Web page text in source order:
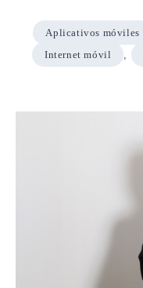
Aplicativos móviles
Internet móvil
,